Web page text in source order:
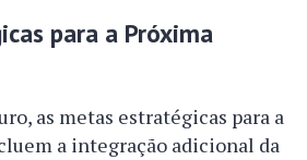
para a Próxima
as metas estratégicas para a
a integração adicional da